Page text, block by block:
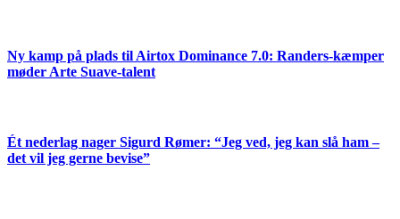
Ny kamp på plads til Airtox Dominance 7.0: Randers-kæmper
møder Arte Suave-talent
Ét nederlag nager Sigurd Rømer: “Jeg ved, jeg kan slå ham –
det vil jeg gerne bevise”